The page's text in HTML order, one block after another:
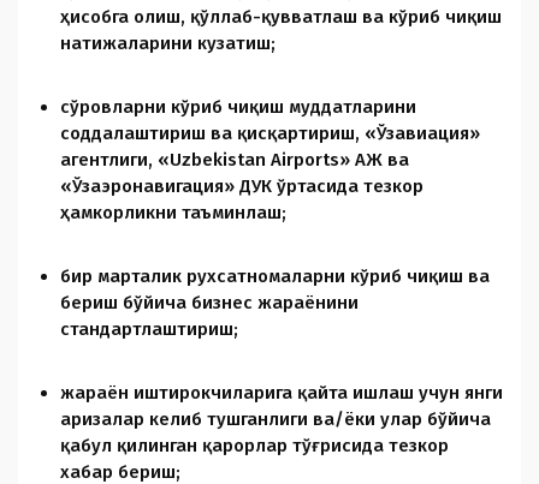
ҳисобга олиш, қўллаб-қувватлаш ва кўриб чиқиш
натижаларини кузатиш;
сўровларни кўриб чиқиш муддатларини
соддалаштириш ва қисқартириш, «Ўзавиация»
агентлиги, «Uzbekistan Airports» АЖ ва
«Ўзаэронавигация» ДУК ўртасида тезкор
ҳамкорликни таъминлаш;
бир марталик руxсатномаларни кўриб чиқиш ва
бериш бўйича бизнес жараёнини
стандартлаштириш;
жараён иштирокчиларига қайта ишлаш учун янги
аризалар келиб тушганлиги ва/ёки улар бўйича
қабул қилинган қарорлар тўғрисида тезкор
xабар бериш;